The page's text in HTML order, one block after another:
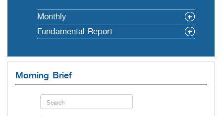
Monthly
Fundamental Report
Morning Brief